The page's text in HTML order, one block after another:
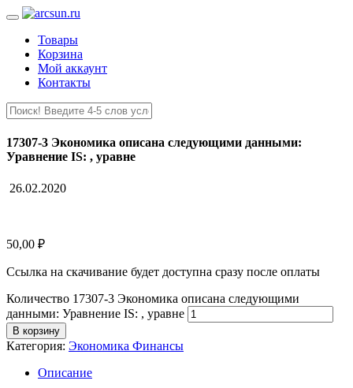
Товары
Корзина
Мой аккаунт
Контакты
17307-3 Экономика описана следующими данными:
Уравнение IS: , уравне
26.02.2020
50,00 ₽
Ссылка на скачивание будет доступна сразу после оплаты
Количество 17307-3 Экономика описана следующими
данными: Уравнение IS: , уравне
В корзину
Категория: Экономика Финансы
Описание